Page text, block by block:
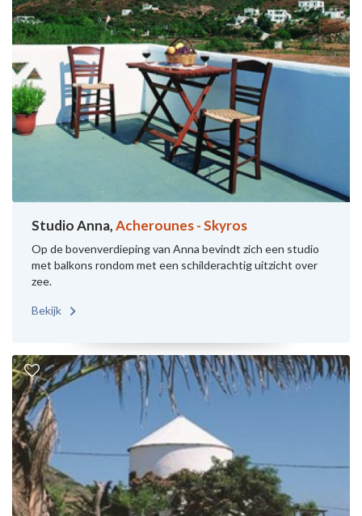
Studio Anna,Acherounes - Skyros
Op de bovenverdieping van Anna bevindt zich een studio
met balkons rondom met een schilderachtig uitzicht over
zee.
Bekijk